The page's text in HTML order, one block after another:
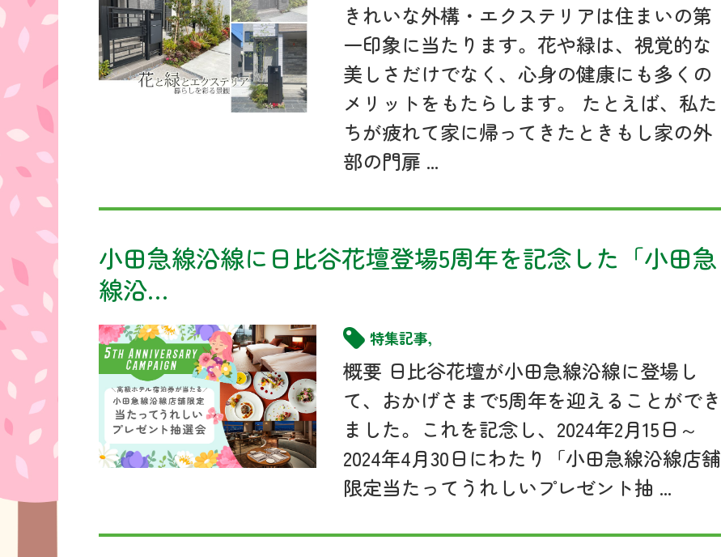
きれいな外構・エクステリアは住まいの第
一印象に当たります。花や緑は、視覚的な
美しさだけでなく、心身の健康にも多くの
メリットをもたらします。 たとえば、私た
ちが疲れて家に帰ってきたときもし家の外
部の門扉 ...
小田急線沿線に日比谷花壇登場5周年を記念した「小田急
線沿…
特集記事,
概要 日比谷花壇が小田急線沿線に登場し
て、おかげさまで5周年を迎えることができ
ました。これを記念し、2024年2月15日～
2024年4月30日にわたり「小田急線沿線店舗
限定当たってうれしいプレゼント抽 ...